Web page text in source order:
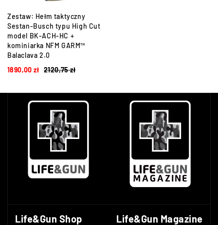
Zestaw: Hełm taktyczny
Sestan-Busch typu High Cut
model BK-ACH-HC +
kominiarka NFM GARM™
Balaclava 2.0
2120,75zł
1890,00zł
Life&Gun Shop Life&Gun Magazine